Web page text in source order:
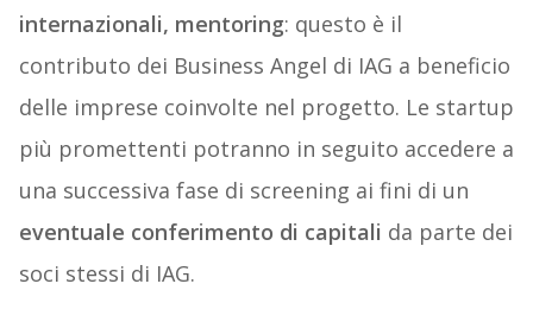
internazionali, mentoring: questo è il
contributo dei Business Angel di IAG a beneficio
delle imprese coinvolte nel progetto. Le startup
più promettenti potranno in seguito accedere a
una successiva fase di screening ai fini di un
eventuale conferimento di capitali da parte dei
soci stessi di IAG.